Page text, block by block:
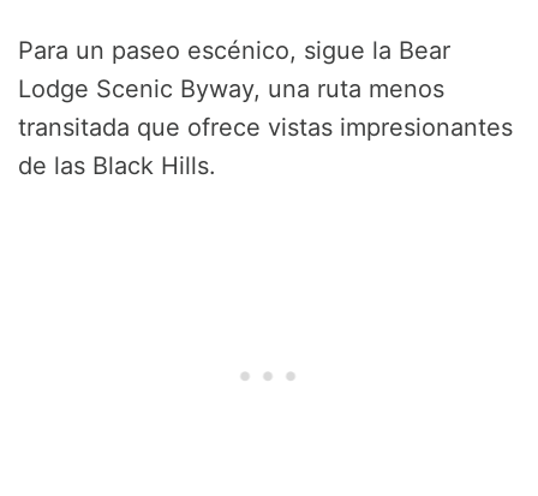
Para un paseo escénico, sigue la Bear
Lodge Scenic Byway, una ruta menos
transitada que ofrece vistas impresionantes
de las Black Hills.